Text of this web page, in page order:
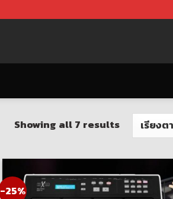
Showing all 7 results
-25%